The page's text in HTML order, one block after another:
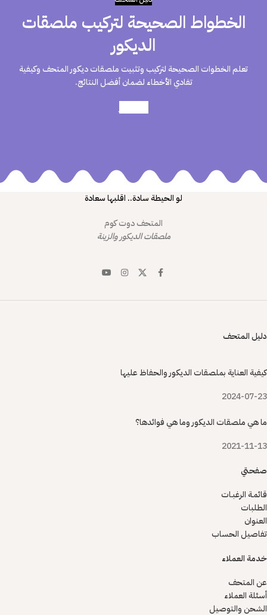
الخطواط الصحيحة لتركيب ملصقات
الديكور
تعلم الخطوات الصحيحة لتركيب وتثبيت ملصقات ديكور المتحف وكيفية
تفادي الأخطاء لضمان أفضل النتائج.
لو الحيطة سادة.. اقلبها سعادة
المتحف دوت كوم
ملصقات الديكور والزينة
دليل المتحف
كيفية العناية بملصقات الديكور والحفاظ عليها
2024-07-23
ما هي ملصقات الديكور وما هي فوائدها؟
2021-11-13
صفحتي
قائمـة الرغبـات
الطلبات
العنوان
تفاصيل الحساب
خدمة العملاء
عن المتحف
أسئلة العملاء
الشحن والتوصيل